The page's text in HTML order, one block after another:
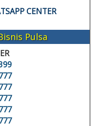
CENTER
Pulsa